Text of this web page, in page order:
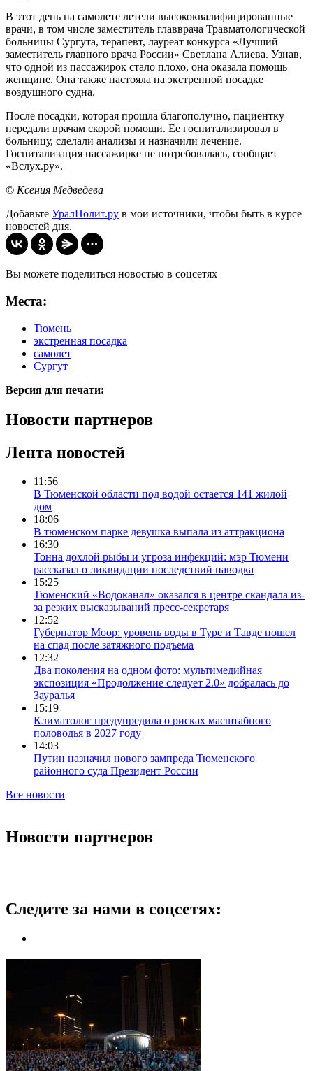
В этот день на самолете летели высококвалифицированные
врачи, в том числе заместитель главврача Травматологической
больницы Сургута, терапевт, лауреат конкурса «Лучший
заместитель главного врача России» Светлана Алиева. Узнав,
что одной из пассажирок стало плохо, она оказала помощь
женщине. Она также настояла на экстренной посадке
воздушного судна.
После посадки, которая прошла благополучно, пациентку
передали врачам скорой помощи. Ее госпитализировал в
больницу, сделали анализы и назначили лечение.
Госпитализация пассажирке не потребовалась, сообщает
«Вслух.ру».
© Ксения Медведева
Добавьте УралПолит.ру в мои источники, чтобы быть в курсе
новостей дня.
Вы можете поделиться новостью в соцсетях
Места:
Тюмень
экстренная посадка
самолет
Сургут
Версия для печати:
Новости партнеров
Лента новостей
11:56
В Тюменской области под водой остается 141 жилой
дом
18:06
В тюменском парке девушка выпала из аттракциона
16:30
Тонна дохлой рыбы и угроза инфекций: мэр Тюмени
рассказал о ликвидации последствий паводка
15:25
Тюменский «Водоканал» оказался в центре скандала из-
за резких высказываний пресс-секретаря
12:52
Губернатор Моор: уровень воды в Туре и Тавде пошел
на спад после затяжного подъема
12:32
Два поколения на одном фото: мультимедийная
экспозиция «Продолжение следует 2.0» добралась до
Зауралья
15:19
Климатолог предупредила о рисках масштабного
половодья в 2027 году
14:03
Путин назначил нового зампреда Тюменского
районного суда Президент России
Все новости
Новости партнеров
Следите за нами в соцсетях: